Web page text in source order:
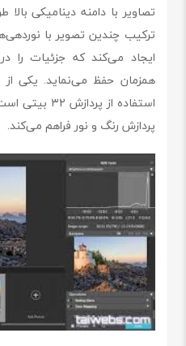
تصاویر با دامنه دینامیکی
ترکیب چندین تصویر با
ایجاد می‌کند که جزئیات را
استفاده از
پردازش رنگ و نور فراهم می‌کند.